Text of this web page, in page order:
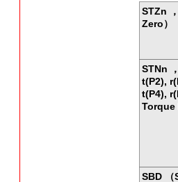
STZn
Zero）
STNn
t(P2),
t(P4),
Torque
SBD （